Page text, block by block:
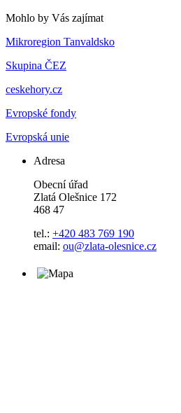
Mohlo by Vás zajímat
Mikroregion Tanvaldsko
Skupina ČEZ
ceskehory.cz
Evropské fondy
Evropská unie
Adresa
Obecní úřad
Zlatá Olešnice 172
468 47
tel.: +420 483 769 190
email: ou@zlata-olesnice.cz